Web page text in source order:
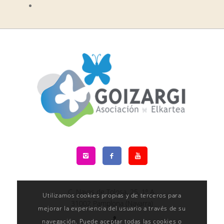
C. Navas de Tolosa, 25, 1º A,
Utilizamos cookies propias y de terceros para
mejorar la experiencia del usuario a través de su
navegación. Puede aceptar todas las cookies o